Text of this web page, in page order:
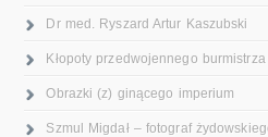
Dr med. Ryszard Artur Kaszubski
Kłopoty przedwojennego
Obrazki (z) ginącego imperium
Szmul Migdał – fotograf